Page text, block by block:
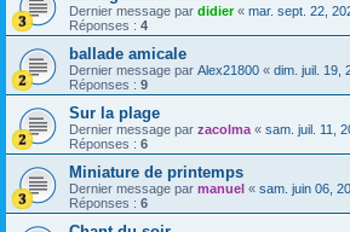
Dernier message par didier« mar. sept. 22,
Réponses : 4
ballade amicale
Dernier message par Alex21800 « dim. juil. 19,
Réponses : 9
Sur la plage
Dernier message par zacolma « sam. juil. 11,
Réponses : 6
Miniature de printemps
Dernier message par manuel « sam. juin 06,
Réponses : 6